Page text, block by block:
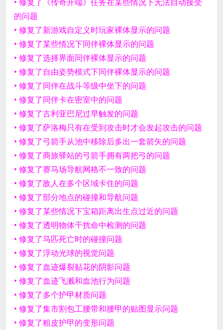
的问题
• 修复了新游戏自定义时玩家裸体显示的问题
• 修复了某些情况下同伴裸体显示的问题
• 修复了选择界面同伴裸体显示的问题
• 修复了自由姿势模式下同伴裸体显示的问题
• 修复了同伴在战斗等级中坐下的问题
• 修复了同伴卡在密室中的问题
• 修复了古利亚巴尼过早触发的问题
• 修复了萨洛梅只有在受到攻击时才会发起攻击的问题
• 修复了弓箭手从池中移除后多出一套箭矢的问题
• 修复了商旅驿站的弓箭手拥有两把弓的问题
• 修复了赛马场导航网格不一致的问题
• 修复了敌人在多个区域卡住的问题
• 修复了部分地点的碰撞和导航问题
• 修复了某些情况下宝箱距离出生点过近的问题
• 修复了透明物体干扰命中检测的问题
• 修复了马匹死亡时的碰撞问题
• 修复了浮动光球的视觉问题
• 修复了血迹爆裂贴花的阴影问题
• 修复了血迹飞溅和血池行为问题
• 修复了多个护甲材质问题
• 修复了集市割包工腰带和腰甲的贴图显示问题
• 修复了粗皮护甲的变形问题